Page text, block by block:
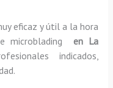
eficaz y útil a la hora
microblading en La
indicados,